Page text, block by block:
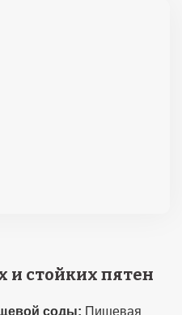
и стойких пятен
соды: Пищевая